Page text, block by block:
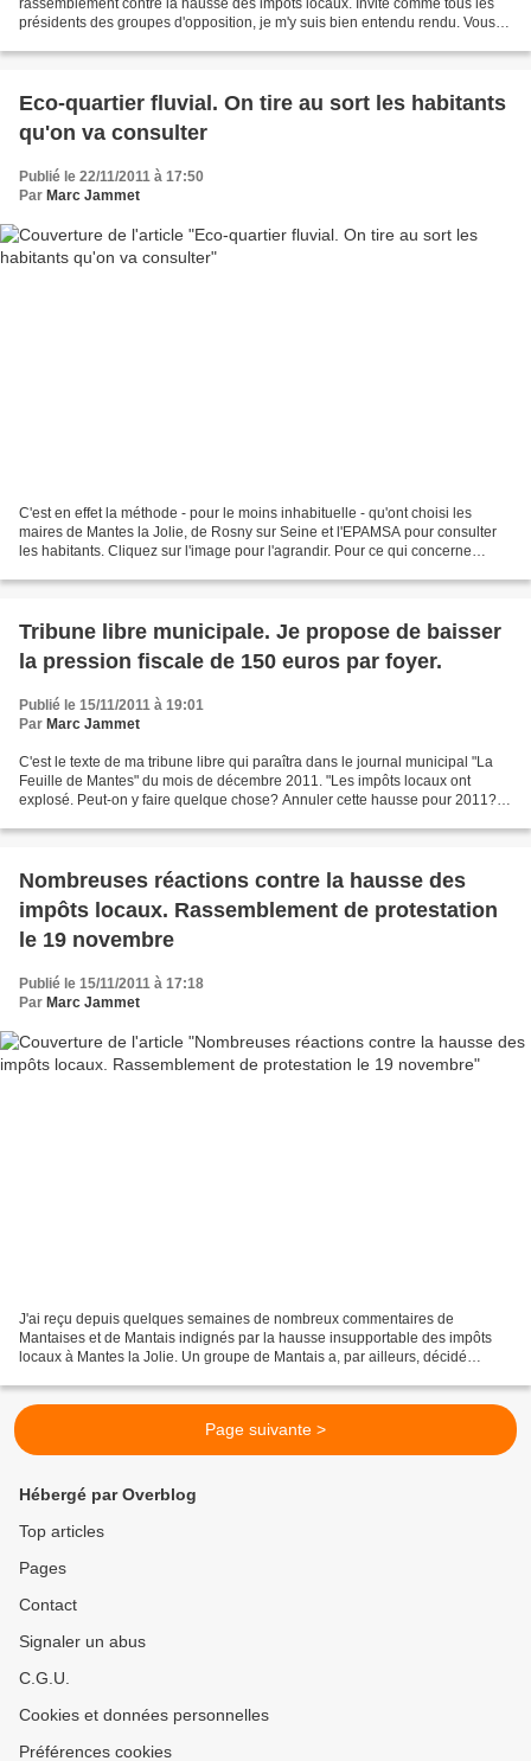
rassemblement contre la hausse des impôts locaux. Invité comme tous les
présidents des groupes d'opposition, je m'y suis bien entendu rendu. Vous
Eco-quartier fluvial. On tire au sort les habitants
qu'on va consulter
Publié le 22/11/2011 à 17:50
Par Marc Jammet
C'est en effet la méthode - pour le moins inhabituelle - qu'ont choisi les
maires de Mantes la Jolie, de Rosny sur Seine et l'EPAMSA pour consulter
les habitants. Cliquez sur l'image pour l'agrandir. Pour ce qui concerne
Tribune libre municipale. Je propose de baisser
la pression fiscale de 150 euros par foyer.
Publié le 15/11/2011 à 19:01
Par Marc Jammet
C'est le texte de ma tribune libre qui paraîtra dans le journal municipal "La
Feuille de Mantes" du mois de décembre 2011. "Les impôts locaux ont
explosé. Peut-on y faire quelque chose? Annuler cette hausse pour 2011?
Nombreuses réactions contre la hausse des
impôts locaux. Rassemblement de protestation
le 19 novembre
Publié le 15/11/2011 à 17:18
Par Marc Jammet
J'ai reçu depuis quelques semaines de nombreux commentaires de
Mantaises et de Mantais indignés par la hausse insupportable des impôts
locaux à Mantes la Jolie. Un groupe de Mantais a, par ailleurs, décidé
Page suivante >
Hébergé par Overblog
Top articles
Pages
Contact
Signaler un abus
C.G.U.
Cookies et données personnelles
Préférences cookies